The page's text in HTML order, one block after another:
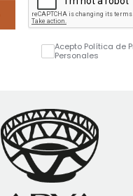
Acepto Política de
Personales